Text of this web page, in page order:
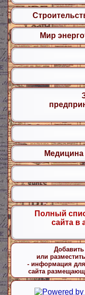
Мир
Медицина
Полный
сайта в
или
- информация
сайта